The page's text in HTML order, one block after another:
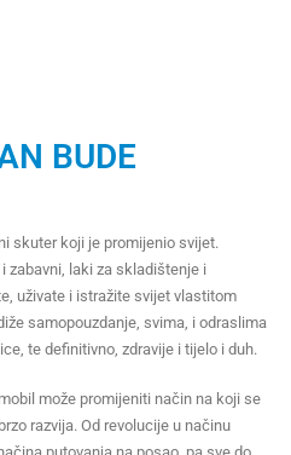
BUDE
skuter koji je promijenio svijet.
zabavni, laki za skladištenje i
uživate i istražite svijet vlastitom
samopouzdanje, svima, i odraslima
te definitivno, zdravije i tijelo i duh.
može promijeniti način na koji se
razvija. Od revolucije u načinu